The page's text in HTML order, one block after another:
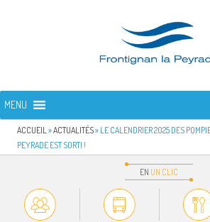
FRONTIGNAN LA
MENU
ACCUEIL »ACTUALITÉS» LE CALENDRIER 2025 DES
PEYRADE EST SORTI !
EN UN CLIC